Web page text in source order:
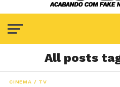
All posts
CINEMA / TV